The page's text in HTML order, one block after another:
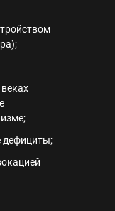
дефициты;